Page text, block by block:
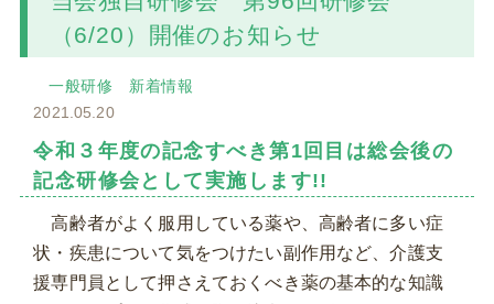
（6/20）開催のお知らせ
一般研修
新着情報
2021.05.20
令和３年度の記念すべき第1回目は総会後の
記念研修会として実施します!!
高齢者がよく服用している薬や、高齢者に多い症
状・疾患について気をつけたい副作用など、介護支
援専門員として押さえておくべき薬の基本的な知識